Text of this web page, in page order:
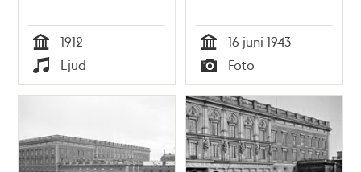
Tid
1912
Typ
Ljud Tid
16 juni 1943
Typ
Foto